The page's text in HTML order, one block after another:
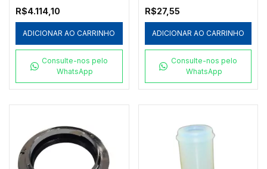
R$4.114,10
ADICIONAR AO CARRINHO
Consulte-nos pelo
WhatsApp
R$27,55
ADICIONAR AO CARRINHO
Consulte-nos pelo
WhatsApp